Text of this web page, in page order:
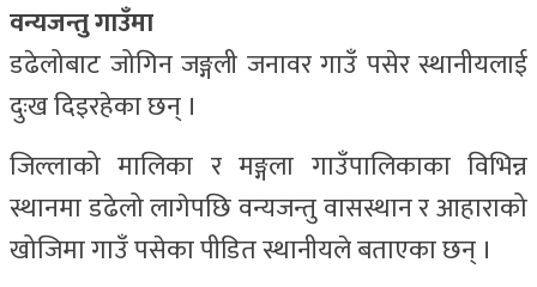
वन्यजन्तु गाउँमा
डढेलोबाट जोगिन जङ्गली जनावर गाउँ पसेर स्थानीयलाई
दुःख दिइरहेका छन् ।
जिल्लाको मालिका र मङ्गला गाउँपालिकाका विभिन्न
स्थानमा डढेलो लागेपछि वन्यजन्तु वासस्थान र आहाराको
खोजिमा गाउँ पसेका पीडित स्थानीयले बताएका छन् ।